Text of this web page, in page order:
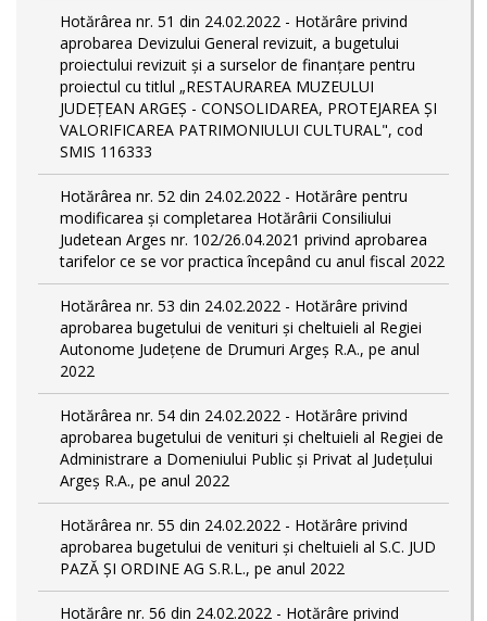
Hotărârea nr. 51 din 24.02.2022 - Hotărâre privind
aprobarea Devizului General revizuit, a bugetului
proiectului revizuit și a surselor de finanțare pentru
proiectul cu titlul „RESTAURAREA MUZEULUI
JUDEȚEAN ARGEȘ - CONSOLIDAREA, PROTEJAREA ȘI
VALORIFICAREA PATRIMONIULUI CULTURAL", cod
SMIS 116333
Hotărârea nr. 52 din 24.02.2022 - Hotărâre pentru
modificarea și completarea Hotărârii Consiliului
Judetean Arges nr. 102/26.04.2021 privind aprobarea
tarifelor ce se vor practica începând cu anul fiscal 2022
Hotărârea nr. 53 din 24.02.2022 - Hotărâre privind
aprobarea bugetului de venituri și cheltuieli al Regiei
Autonome Județene de Drumuri Argeș R.A., pe anul
2022
Hotărârea nr. 54 din 24.02.2022 - Hotărâre privind
aprobarea bugetului de venituri și cheltuieli al Regiei de
Administrare a Domeniului Public și Privat al Județului
Argeș R.A., pe anul 2022
Hotărârea nr. 55 din 24.02.2022 - Hotărâre privind
aprobarea bugetului de venituri și cheltuieli al S.C. JUD
PAZĂ ȘI ORDINE AG S.R.L., pe anul 2022
Hotărâre nr. 56 din 24.02.2022 - Hotărâre privind